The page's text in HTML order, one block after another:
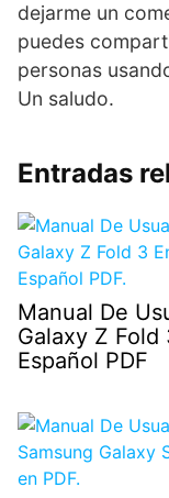
dejarme un
puedes
personas
Un saludo.
Entradas
Manual De
Galaxy Z Fold
Español PDF